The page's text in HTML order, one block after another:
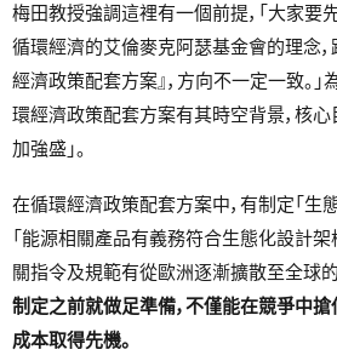
梅田教授強調這裡有一個前提，「大家要
循環經濟的艾倫麥克阿瑟基金會的理念，
經濟政策配套方案』，方向不一定一致。
環經濟政策配套方案有其時空背景，核心
加強盛」。
在循環經濟政策配套方案中，有制定「生
「能源相關產品有義務符合生態化設計架
關指令及規範有從歐洲逐漸擴散至全球的
制定之前就做足準備，不僅能在競爭中搶
成本取得先機。